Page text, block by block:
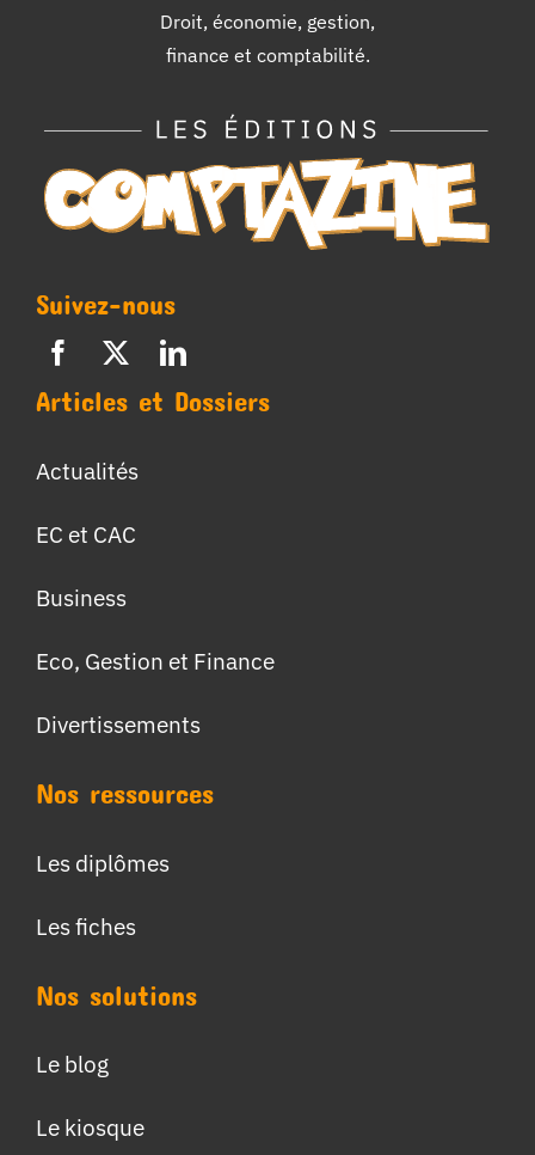
Droit, économie, gestion,
finance et comptabilité.
Suivez-nous
Articles et Dossiers
Actualités
EC et CAC
Business
Eco, Gestion et Finance
Divertissements
Nos ressources
Les diplômes
Les fiches
Nos solutions
Le blog
Le kiosque